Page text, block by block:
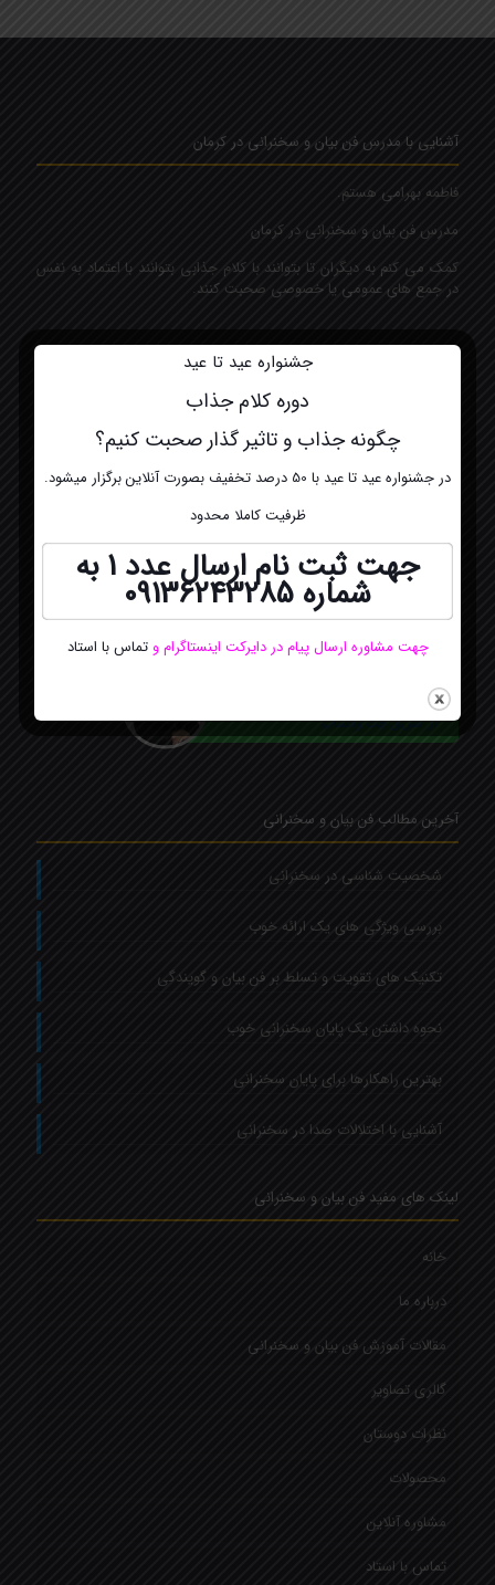
آشنایی با مدرس فن بیان و سخنرانی در کرمان
فاطمه بهرامی هستم.
مدرس فن بیان و سخنرانی در کرمان
کمک می کنم به دیگران تا بتوانند با کلام جذابی بتوانند با اعتماد به نفس
در جمع های عمومی یا خصوصی صحبت کنند.
تماس با ما مدرس فن بیان و سخنرانی کرمان
۰۹۱۳۶۲۴۳۲۸۵
ایمیل:
Fatemeh.bahrami6093@gmail.com
مشاور سایت
ارتباط آنلاین با استاد فاطمه بهرامی
از طریق چت واتساپ
آخرین مطالب فن بیان و سخنرانی
شخصیت شناسی در سخنرانی
بررسی ویژگی های یک ارائه خوب
تکنیک های تقویت و تسلط بر فن بیان و گویندگی
نحوه داشتن یک پایان سخنرانی خوب
بهترین راهکارها برای پایان سخنرانی
آشنایی با اختلالات صدا در سخنرانی
لینک های مفید فن بیان و سخنرانی
خانه
درباره ما
مقالات آموزش فن بیان و سخنرانی
گالری تصاویر
نظرات دوستان
محصولات
مشاوره آنلاین
تماس با استاد
جشنواره عید تا عید
دوره کلام جذاب
چگونه جذاب و تاثیر گذار صحبت کنیم؟
در جشنواره عید تا عید با 50 درصد تخفیف بصورت آنلاین برگزار میشود.
ظرفیت کاملا محدود
جهت ثبت نام ارسال عدد 1 به
شماره 09136243285
چهت مشاوره ارسال پیام در دایرکت اینستاگراموتماس با استاد